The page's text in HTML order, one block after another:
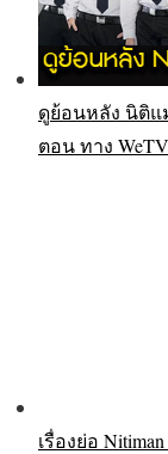
ดูย้อนหลัง นิติแ
ตอน ทาง WeTV
เรื่องย่อ